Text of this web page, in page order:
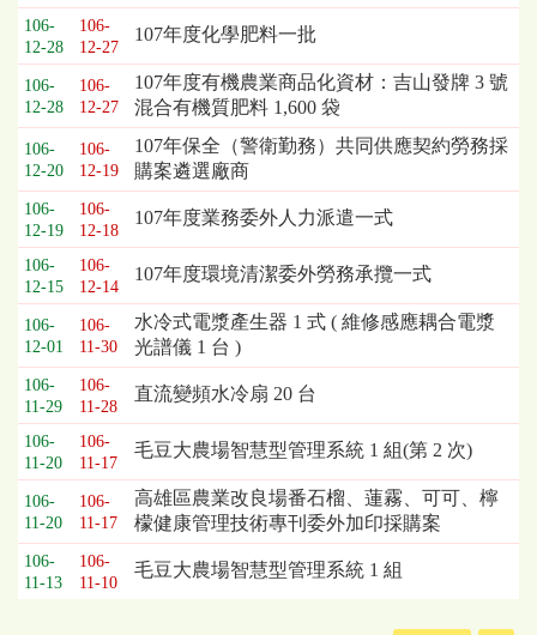
106-
12-28
106-
12-27
107年度化學肥料一批
106-
12-28
106-
12-27
107年度有機農業商品化資材：吉山發牌 3 號
混合有機質肥料 1,600 袋
106-
12-20
106-
12-19
107年保全（警衛勤務）共同供應契約勞務採
購案遴選廠商
106-
12-19
106-
12-18
107年度業務委外人力派遣一式
106-
12-15
106-
12-14
107年度環境清潔委外勞務承攬一式
106-
12-01
106-
11-30
水冷式電漿產生器 1 式 ( 維修感應耦合電漿
光譜儀 1 台 )
106-
11-29
106-
11-28
直流變頻水冷扇 20 台
106-
11-20
106-
11-17
毛豆大農場智慧型管理系統 1 組(第 2 次)
106-
11-20
106-
11-17
高雄區農業改良場番石榴、蓮霧、可可、檸
檬健康管理技術專刊委外加印採購案
106-
11-13
106-
11-10
毛豆大農場智慧型管理系統 1 組